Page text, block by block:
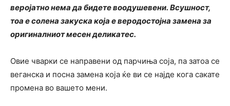
веројатно нема да бидете воодушевени. Всушност,
тоа е солена закуска која е веродостојна замена за
оригиналниот месен деликатес.
Овие чварки се направени од парчиња соја, па затоа се
веганска и посна замена која ќе ви се најде кога сакате
промена во вашето мени.